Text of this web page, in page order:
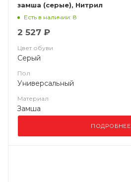
замша (серые), Нитрил
Есть в наличии: 8
2 527 ₽
Цвет обуви
Серый
Пол
Универсальный
Материал
Замша
ПОДРОБНЕЕ